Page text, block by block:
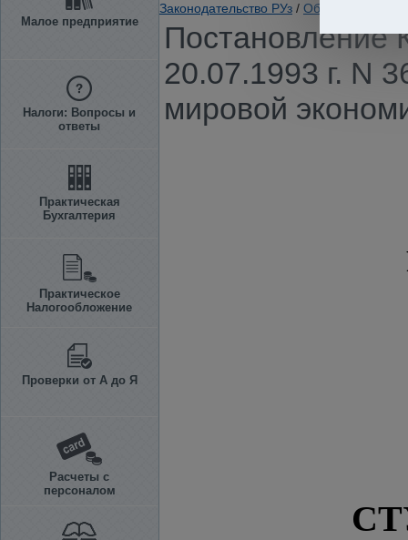
Малое предприятие
Налоги: Вопросы и
ответы
Практическая
Бухгалтерия
Практическое
Налогообложение
Проверки от А до Я
Расчеты с
персоналом
Законодательство РУз / Образование.
Постановление
20.07.1993 г. N
мировой